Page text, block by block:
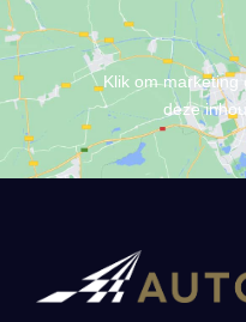
Klik om marketing
deze